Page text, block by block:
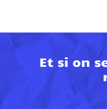
Et si on